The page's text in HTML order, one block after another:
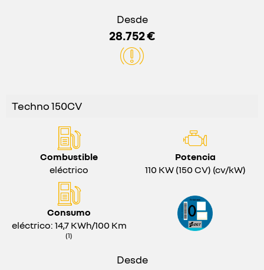
Desde
28.752 €
Techno 150CV
Combustible
eléctrico
Potencia
110 KW (150 CV) (cv/kW)
Consumo
eléctrico: 14,7 KWh/100 Km
(1)
Desde